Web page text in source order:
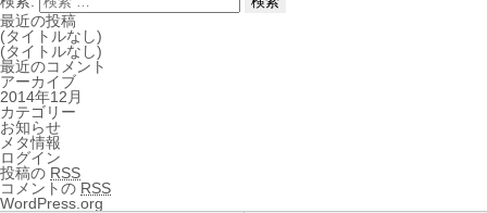
最近の投稿
(タイトルなし)
(タイトルなし)
最近のコメント
アーカイブ
2014年12月
カテゴリー
お知らせ
メタ情報
ログイン
投稿の RSS
コメントの RSS
WordPress.org